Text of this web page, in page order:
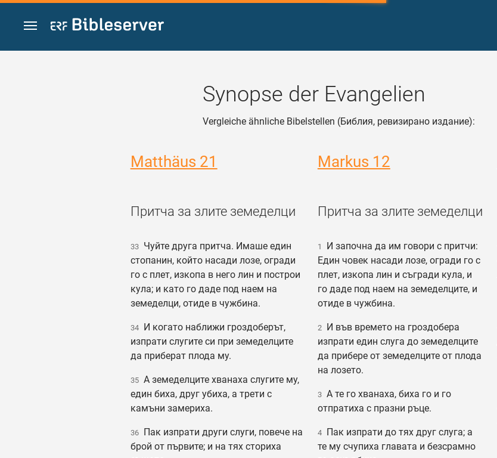
Zum Inhalt springen
Synopse der Evangelien
Vergleiche ähnliche Bibelstellen (Библия, ревизирано издание):
Matthäus 21
Притча за злите земеделци
33Чуйте друга притча. Имаше един
стопанин, който насади лозе, огради
го с плет, изкопа в него лин и построи
кула; и като го даде под наем на
земеделци, отиде в чужбина.
34И когато наближи гроздоберът,
изпрати слугите си при земеделците
да приберат плода му.
35А земеделците хванаха слугите му,
един биха, друг убиха, а трети с
камъни замериха.
36Пак изпрати други слуги, повече на
брой от първите; и на тях сториха
Markus 12
Притча за злите земеделци
1
И започна да им говори с притчи:
Един човек насади лозе, огради го с
плет, изкопа лин и съгради кула, и
го даде под наем на земеделците, и
отиде в чужбина.
2И във времето на гроздобера
изпрати един слуга до земеделците
да прибере от земеделците от плода
на лозето.
3А те го хванаха, биха го и го
отпратиха с празни ръце.
4Пак изпрати до тях друг слуга; а
те му счупиха главата и безсрамно